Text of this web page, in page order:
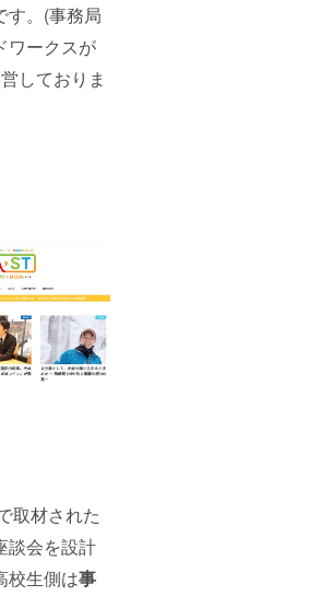
す。(事務局
ワークスが
しておりま
取材された
談会を設計
校生側は事